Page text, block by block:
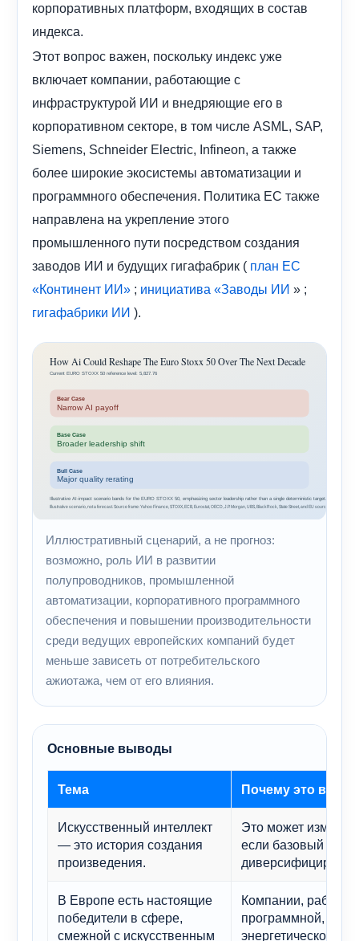
корпоративных платформ, входящих в состав
индекса.
Этот вопрос важен, поскольку индекс уже
включает компании, работающие с
инфраструктурой ИИ и внедряющие его в
корпоративном секторе, в том числе ASML, SAP,
Siemens, Schneider Electric, Infineon, а также
более широкие экосистемы автоматизации и
программного обеспечения. Политика ЕС также
направлена ​​на укрепление этого
промышленного пути посредством создания
заводов ИИ и будущих гигафабрик ( план ЕС
«Континент ИИ» ; инициатива «Заводы ИИ » ;
гигафабрики ИИ ).
Иллюстративный сценарий, а не прогноз:
возможно, роль ИИ в развитии
полупроводников, промышленной
автоматизации, корпоративного программного
обеспечения и повышении производительности
среди ведущих европейских компаний будет
меньше зависеть от потребительского
ажиотажа, чем от его влияния.
Основные выводы
Тема Почему это важно
Искусственный интеллект
— это история создания
произведения.
Это может
если базовый
В Европе есть настоящие
победители в сфере,
смежной с искусственным
Компании,
программной,
энергетической